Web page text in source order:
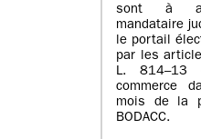
sont à
mandataire
le portail
par les
L. 814–13
commerce
mois de la
BODACC.